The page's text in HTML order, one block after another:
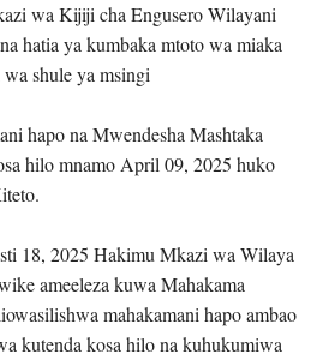
wa Kijiji cha Engusero Wilayani
hatia ya kumbaka mtoto wa miaka
shule ya msingi
hapo na Mwendesha Mashtaka
hilo mnamo April 09, 2025 huko
18, 2025 Hakimu Mkazi wa Wilaya
ameeleza kuwa Mahakama
mahakamani hapo ambao
kutenda kosa hilo na kuhukumiwa